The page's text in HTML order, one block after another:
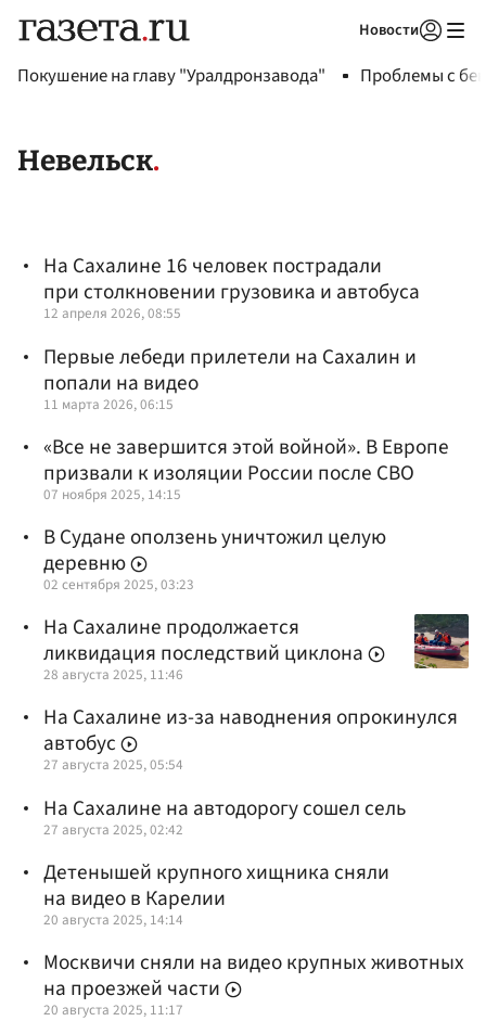
Новости
Покушение на главу "Уралдронзавода" Проблемы с
Невельск
На Сахалине 16 человек пострадали
при столкновении грузовика и автобуса
12 апреля 2026, 08:55
Первые лебеди прилетели на Сахалин и
попали на видео
11 марта 2026, 06:15
«Все не завершится этой войной». В Европе
призвали к изоляции России после СВО
07 ноября 2025, 14:15
В Судане оползень уничтожил целую
деревню
02 сентября 2025, 03:23
На Сахалине продолжается
ликвидация последствий циклона
28 августа 2025, 11:46
На Сахалине из-за наводнения опрокинулся
автобус
27 августа 2025, 05:54
На Сахалине на автодорогу сошел сель
27 августа 2025, 02:42
Детенышей крупного хищника сняли
на видео в Карелии
20 августа 2025, 14:14
Москвичи сняли на видео крупных животных
на проезжей части
20 августа 2025, 11:17